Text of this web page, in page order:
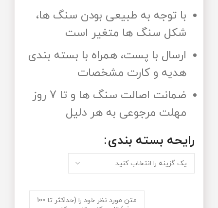
با توجه به طبیعی بودن سنگ ها،
شکل سنگ ها متغیر است
ارسال با پست، همراه با بسته بندی
هدیه و کارت مشخصات
ضمانت اصالت سنگ ها و تا 7 روز
مهلت مرجوعی به هر دلیل
رایحه‌ بسته‌ بندی